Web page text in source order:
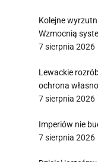
Kolejne
Wzmocnią
7 sierpnia 2026
Lewackie
ochrona
7 sierpnia 2026
Imperiów nie
7 sierpnia 2026